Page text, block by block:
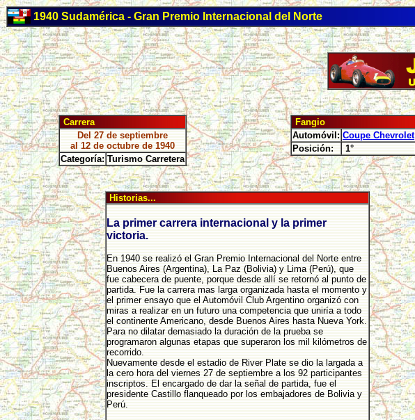
1940 Sudamérica - Gran Premio Internacional del Norte
Carrera
Del 27 de septiembre
al 12 de octubre de 1940
Categoría: Turismo Carretera
Fangio
Automóvil: Coupe Chevrolet
Posición:
1°
Historias...
La primer carrera internacional y la primer
victoria.
En 1940 se realizó el Gran Premio Internacional del Norte entre
Buenos Aires (Argentina), La Paz (Bolivia) y Lima (Perú), que
fue cabecera de puente, porque desde allí se retornó al punto de
partida. Fue la carrera mas larga organizada hasta el momento y
el primer ensayo que el Automóvil Club Argentino organizó con
miras a realizar en un futuro una competencia que uniría a todo
el continente Americano, desde Buenos Aires hasta Nueva York.
Para no dilatar demasiado la duración de la prueba se
programaron algunas etapas que superaron los mil kilómetros de
recorrido.
Nuevamente desde el estadio de River Plate se dio la largada a
la cero hora del viernes 27 de septiembre a los 92 participantes
inscriptos. El encargado de dar la señal de partida, fue el
presidente Castillo flanqueado por los embajadores de Bolivia y
Perú.